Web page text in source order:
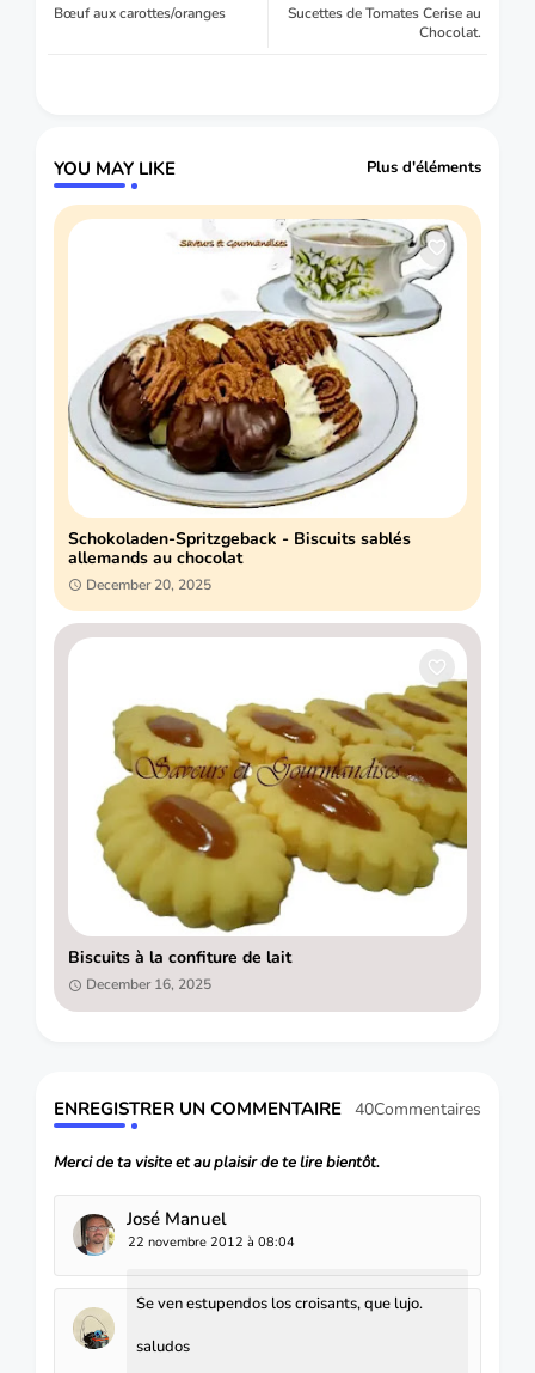
Sucettes de Tomates Cerise au
Chocolat.
Bœuf aux carottes/oranges
YOU MAY LIKE Plus d'éléments
Schokoladen-Spritzgeback - Biscuits sablés
allemands au chocolat
December 20, 2025
Biscuits à la confiture de lait
December 16, 2025
ENREGISTRER UN COMMENTAIRE 40Commentaires
Merci de ta visite et au plaisir de te lire bientôt.
José Manuel
22 novembre 2012 à 08:04
Se ven estupendos los croisants, que lujo.
saludos